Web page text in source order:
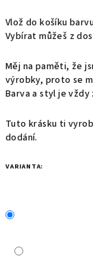
Vlož do košíku
Vybírat můžeš z
Měj na paměti, že
výrobky, proto se
Barva a styl je vždy
Tuto krásku ti
dodání.
VARIANTA: